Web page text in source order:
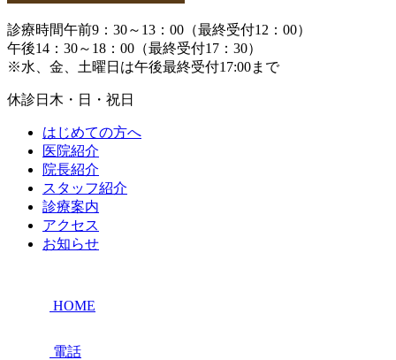
診療時間午前9：30～13：00（最終受付12：00）
午後14：30～18：00（最終受付17：30）
※水、金、土曜日は午後最終受付17:00まで
休診日 木・日・祝日
はじめての方へ
医院紹介
院長紹介
スタッフ紹介
診療案内
アクセス
お知らせ
HOME
電話